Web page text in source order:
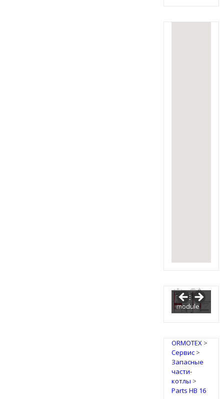
TECE
module
ORMOTEX>
Сервис>
Запасные
части-
котлы >
Parts HB 16